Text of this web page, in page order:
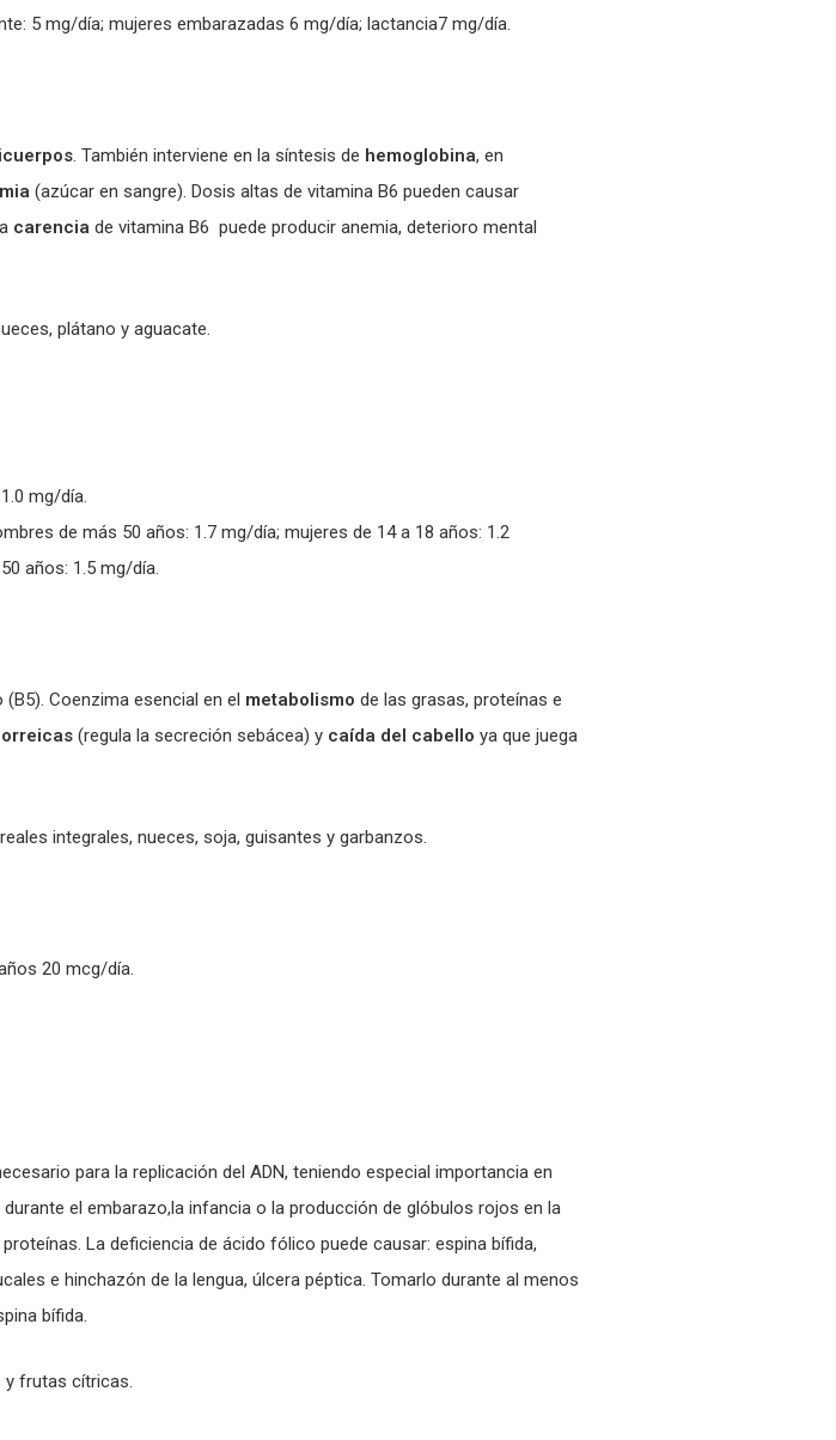
5 mg/día; mujeres embarazadas 6 mg/día; lactancia7 mg/día.
. También interviene en la síntesis de hemoglobina, en
(azúcar en sangre). Dosis altas de vitamina B6 pueden causar
carencia de vitamina B6 puede producir anemia, deterioro mental
plátano y aguacate.
mg/día.
de más 50 años: 1.7 mg/día; mujeres de 14 a 18 años: 1.2
años: 1.5 mg/día.
Coenzima esencial en el metabolismo de las grasas, proteínas e
(regula la secreción sebácea) y caída del cabello ya que juega
integrales, nueces, soja, guisantes y garbanzos.
20 mcg/día.
para la replicación del ADN, teniendo especial importancia en
el embarazo,la infancia o la producción de glóbulos rojos en la
La deficiencia de ácido fólico puede causar: espina bífida,
e hinchazón de la lengua, úlcera péptica. Tomarlo durante al menos
bífida.
y frutas cítricas.